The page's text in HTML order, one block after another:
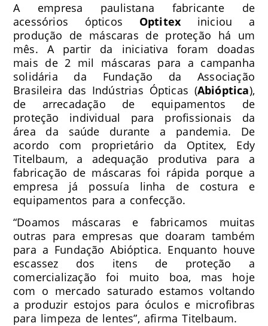
A empresa paulistana fabricante de
acessórios ópticos Optitex iniciou a
produção de máscaras de proteção há um
mês. A partir da iniciativa foram doadas
mais de 2 mil máscaras para a campanha
solidária da Fundação da Associação
Brasileira das Indústrias Ópticas (Abióptica),
de arrecadação de equipamentos de
proteção individual para profissionais da
área da saúde durante a pandemia. De
acordo com proprietário da Optitex, Edy
Titelbaum, a adequação produtiva para a
fabricação de máscaras foi rápida porque a
empresa já possuía linha de costura e
equipamentos para a confecção.
“Doamos máscaras e fabricamos muitas
outras para empresas que doaram também
para a Fundação Abióptica. Enquanto houve
escassez dos itens de proteção a
comercialização foi muito boa, mas hoje
com o mercado saturado estamos voltando
a produzir estojos para óculos e microfibras
para limpeza de lentes”, afirma Titelbaum.